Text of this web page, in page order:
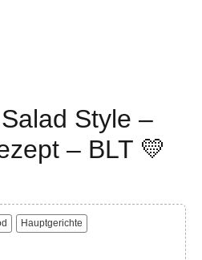
Style –
– BLT 💛
Hauptgerichte